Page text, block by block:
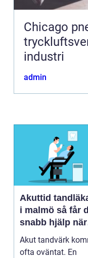
Chicago
industri
admin
Akuttid
i malmö så får du
snabb hjälp när
tanden gör ont
Akut tandvärk
ofta oväntat. En